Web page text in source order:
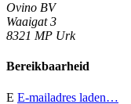
Ovino BV
Waaigat 3
8321 MP Urk
Bereikbaarheid
E E-mailadres laden…